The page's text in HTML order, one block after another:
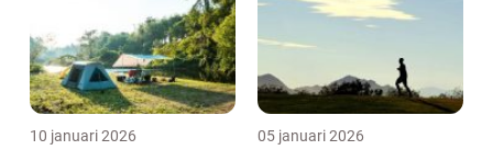
10 januari 2026 05 januari 2026